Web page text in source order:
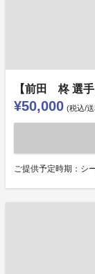
【前田 柊 選
¥50,000 (税込/
ご提供予定時期：シ